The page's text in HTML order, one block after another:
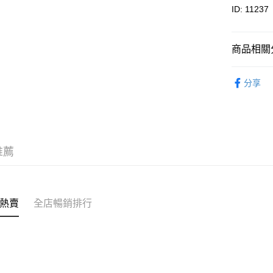
其他轉帳方
豐銀行戶
收到付款
順豐智能
ID: 11237
商品相關
分享
薦
賣 全店暢銷排行